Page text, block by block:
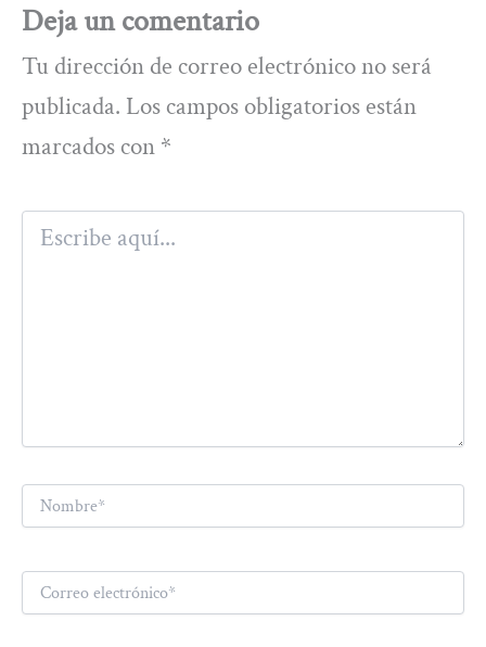
Deja un comentario
Tu dirección de correo electrónico no será
publicada. Los campos obligatorios están
marcados con *
Escribe
aquí...
Nombre*
Correo
electrónico*